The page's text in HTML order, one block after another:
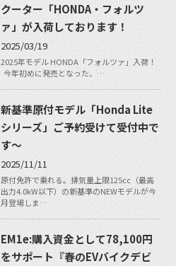
クーター「HONDA・フォルツ
ァ」が入荷しております！
2025/03/19
2025年モデル HONDA「フォルツァ」入荷！
今年初めに発売となった、…
新基準原付モデル「Honda Lite
シリーズ」ご予約受けて受付中で
す〜
2025/11/11
原付免許で乗れる。排気量上限125cc（最高
出力4.0kW以下）の新基準のNEWモデルが今
月登場しま…
EM1e:購入資金として78,100円
をサポート『春のEVバイクデビ